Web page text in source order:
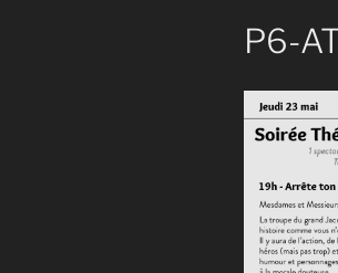
P6-